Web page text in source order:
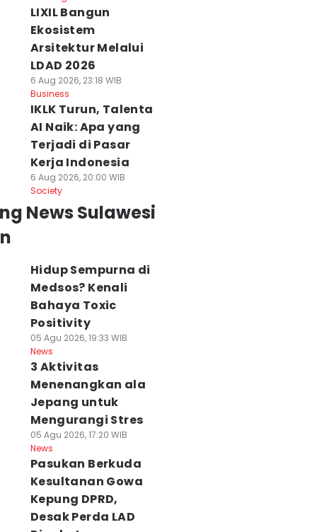
LIXIL Bangun
Ekosistem
Arsitektur Melalui
LDAD 2026
6 Aug 2026, 23:18 WIB
Business
IKLK Turun, Talenta
AI Naik: Apa yang
Terjadi di Pasar
Kerja Indonesia
6 Aug 2026, 20:00 WIB
Society
News Sulawesi
Hidup Sempurna di
Medsos? Kenali
Bahaya Toxic
Positivity
05 Agu 2026, 19:33 WIB
News
3 Aktivitas
Menenangkan ala
Jepang untuk
Mengurangi Stres
05 Agu 2026, 17:20 WIB
News
Pasukan Berkuda
Kesultanan Gowa
Kepung DPRD,
Desak Perda LAD